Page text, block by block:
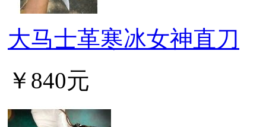
大马士革寒冰女神直刀
￥840元